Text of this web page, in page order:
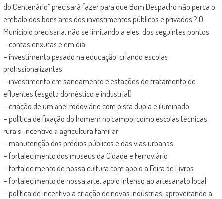
do Centenário” precisará fazer para que Bom Despacho não perca o
embalo dos bons ares dos investimentos públicos e privados ? O
Município precisaria, não se limitando a eles, dos seguintes pontos:
– contas enxutas e em dia
– investimento pesado na educação, criando escolas
profissionalizantes
– investimento em saneamento e estações de tratamento de
efluentes (esgoto doméstico e industrial)
– criação de um anel rodoviário com pista dupla e iluminado
– política de fixação do homem no campo, como escolas técnicas
rurais, incentivo a agricultura familiar
– manutenção dos prédios públicos e das vias urbanas
– fortalecimento dos museus da Cidade e Ferroviário
– fortalecimento de nossa cultura com apoio a Feira de Livros
– fortalecimento de nossa arte, apoio intenso ao artesanato local
– política de incentivo a criação de novas indústrias, aproveitando a